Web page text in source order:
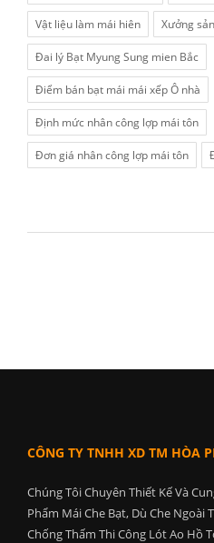
Vật liệu làm mái hiên Xưởng
Đai lý Bạt Myung Sung mien Bắc
Điểm bán bạt mái mái xếp Ô nhà
Định mức nhân công lợp mái tôn
Đơn giá nhân công lợp mái tôn
CÔNG TY TNHH XD TM HÒA
Chúng Tôi Chuyên Thiết Kế Và
Phẩm Mái Che Bạt, Dù Che Ngoài
Chống Thấm Thi Công Lót Ao Hồ